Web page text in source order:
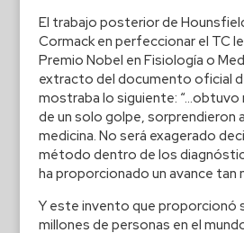
El trabajo posterior de
Cormack en perfeccionar el TC
Premio Nobel en Fisiología o
extracto del documento oficial
mostraba lo siguiente: “…obtuvo
de un solo golpe, sorprendieron
medicina. No será exagerado
método dentro de los
ha proporcionado un avance tan
Y este invento que proporcionó
millones de personas en el